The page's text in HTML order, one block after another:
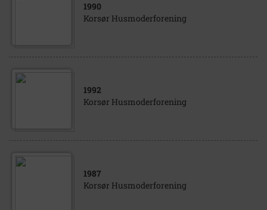
1990
Korsør Husmoderforening
1992
Korsør Husmoderforening
1987
Korsør Husmoderforening